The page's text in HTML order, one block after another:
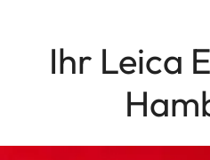
Ihr Leica